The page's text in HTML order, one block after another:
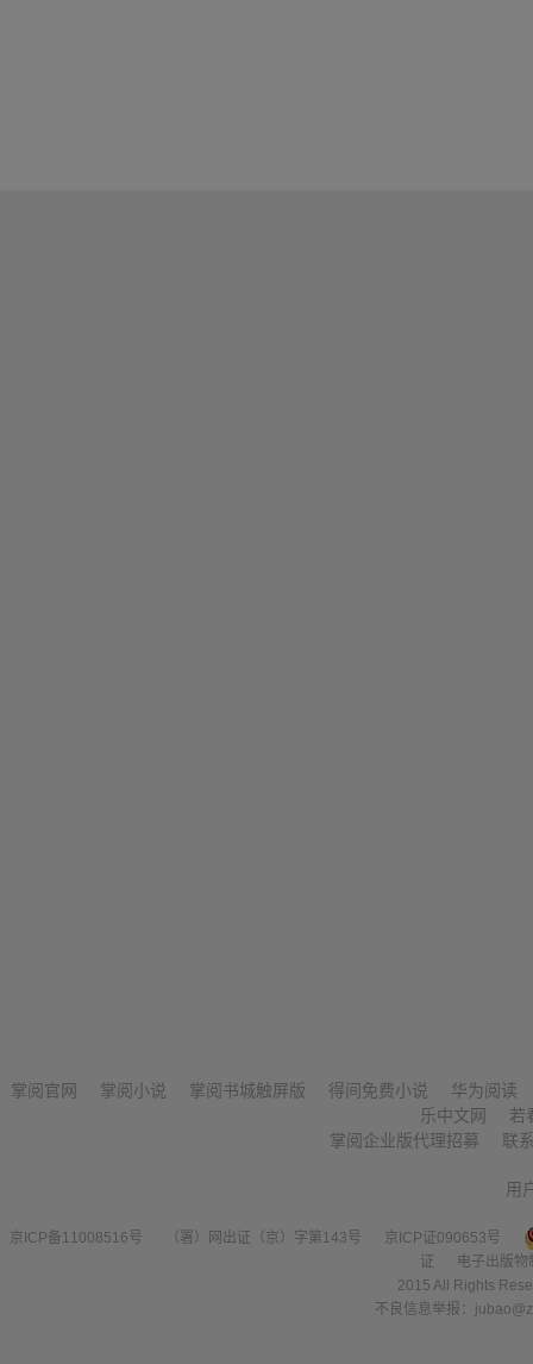
掌阅官网 掌阅小说 掌阅书城触屏版 得间免费小说
华为阅读
乐中文网
若
掌阅企业版代理招募
联
用
京ICP备11008516号 （署）网出证（京）字第143号
京ICP证090653号
证
电子出版
2015 All Rights
不良信息举报：